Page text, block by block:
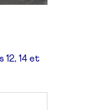
12, 14 et